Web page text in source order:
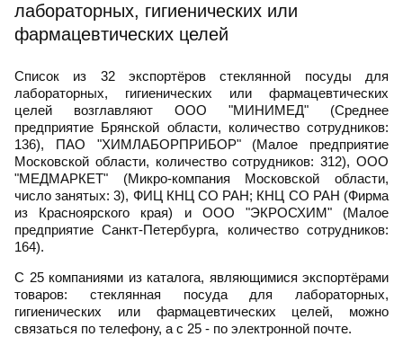
лабораторных, гигиенических или
фармацевтических целей
Список из 32 экспортёров стеклянной посуды для
лабораторных, гигиенических или фармацевтических
целей возглавляют ООО "МИНИМЕД" (Среднее
предприятие Брянской области, количество сотрудников:
136), ПАО "ХИМЛАБОРПРИБОР" (Малое предприятие
Московской области, количество сотрудников: 312), ООО
"МЕДМАРКЕТ" (Микро-компания Московской области,
число занятых: 3), ФИЦ КНЦ СО РАН; КНЦ СО РАН (Фирма
из Красноярского края) и ООО "ЭКРОСХИМ" (Малое
предприятие Санкт-Петербурга, количество сотрудников:
164).
С 25 компаниями из каталога, являющимися экспортёрами
товаров: стеклянная посуда для лабораторных,
гигиенических или фармацевтических целей, можно
связаться по телефону, а с 25 - по электронной почте.